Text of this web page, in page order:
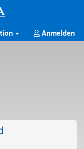
Anmelden